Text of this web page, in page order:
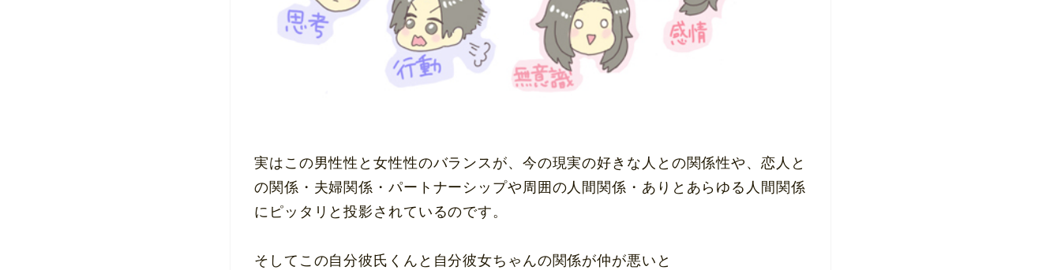
実はこの男性性と女性性のバランスが、今の現実の好きな人との関係性や、恋人と
の関係・夫婦関係・パートナーシップや周囲の人間関係・ありとあらゆる人間関係
にピッタリと投影されているのです。
そしてこの自分彼氏くんと自分彼女ちゃんの関係が仲が悪いと